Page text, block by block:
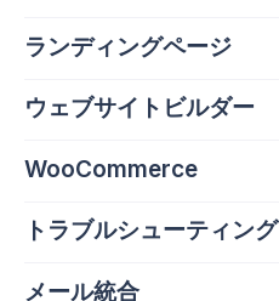
ランディングページ
ウェブサイトビルダー
WooCommerce
トラブルシューティング
メール統合